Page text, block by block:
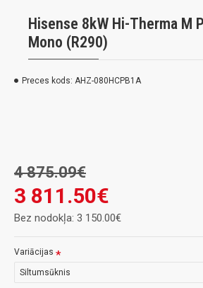
Hisense 8kW Hi-Therma M
Mono (R290)
Preces kods: AHZ-080HCPB1A
3 811.50€
4 875.09€
Bez nodokļa: 3 150.00€
Variācijas
Siltumsūknis